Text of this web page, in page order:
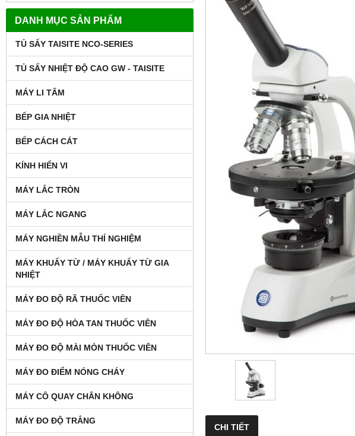
DANH MỤC SẢN PHẨM
TỦ SẤY TAISITE NCO-SERIES
TỦ SẤY NHIỆT ĐỘ CAO GW - TAISITE
MÁY LI TÂM
BẾP GIA NHIỆT
BẾP CÁCH CÁT
KÍNH HIỂN VI
MÁY LẮC TRÒN
MÁY LẮC NGANG
MÁY NGHIỀN MẪU THÍ NGHIỆM
MÁY KHUẤY TỪ / MÁY KHUẤY TỪ GIA
NHIỆT
MÁY ĐO ĐỘ RÃ THUỐC VIÊN
MÁY ĐO ĐỘ HÒA TAN THUỐC VIÊN
MÁY ĐO ĐỘ MÀI MÒN THUỐC VIÊN
MÁY ĐO ĐIỂM NÓNG CHÁY
MÁY CÔ QUAY CHÂN KHÔNG
MÁY ĐO ĐỘ TRẮNG
CHI TIẾT